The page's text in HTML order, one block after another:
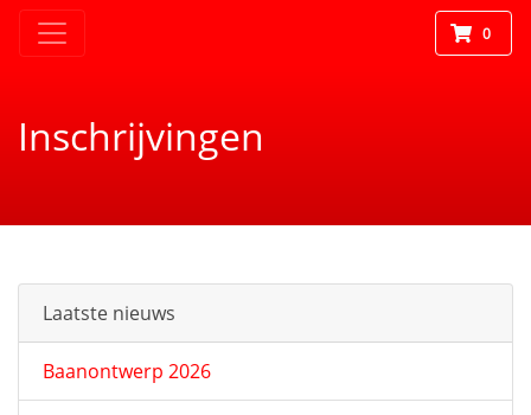
0
Inschrijvingen
Laatste nieuws
Baanontwerp 2026